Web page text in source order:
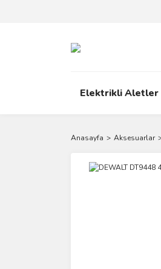
Elektrikli Aletler
Anasayfa Aksesuarlar